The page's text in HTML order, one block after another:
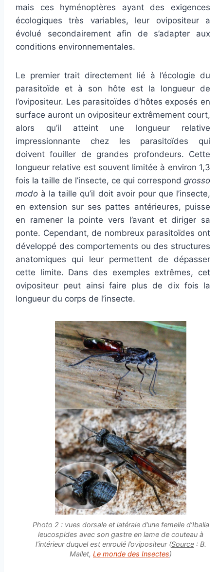
mais ces hyménoptères ayant des exigences
écologiques très variables, leur ovipositeur a
évolué secondairement afin de s’adapter aux
conditions environnementales.
Le premier trait directement lié à l’écologie du
parasitoïde et à son hôte est la longueur de
l’ovipositeur. Les parasitoïdes d’hôtes exposés en
surface auront un ovipositeur extrêmement court,
alors qu’il atteint une longueur relative
impressionnante chez les parasitoïdes qui
doivent fouiller de grandes profondeurs. Cette
longueur relative est souvent limitée à environ 1,3
fois la taille de l’insecte, ce qui correspond grosso
modo à la taille qu’il doit avoir pour que l’insecte,
en extension sur ses pattes antérieures, puisse
en ramener la pointe vers l’avant et diriger sa
ponte. Cependant, de nombreux parasitoïdes ont
développé des comportements ou des structures
anatomiques qui leur permettent de dépasser
cette limite. Dans des exemples extrêmes, cet
ovipositeur peut ainsi faire plus de dix fois la
longueur du corps de l’insecte.
Photo 2 : vues dorsale et latérale d’une femelle d’Ibalia
leucospides avec son gastre en lame de couteau à
l’intérieur duquel est enroulé l’ovipositeur (Source: B.
Mallet, Le monde des Insectes)